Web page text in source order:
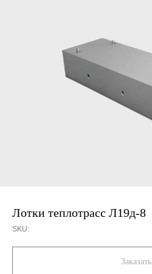
Лотки теплотрасс Л19д-8
SKU:
Заказать